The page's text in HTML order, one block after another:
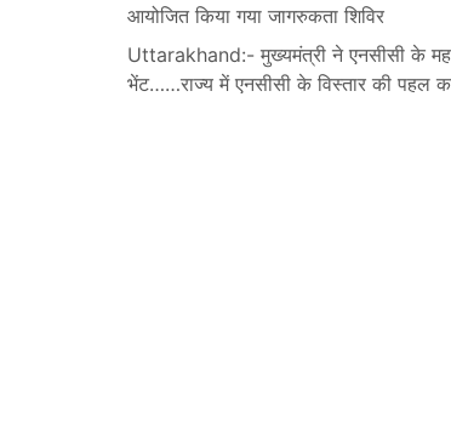
आयोजित किया गया जागरुकता शिविर
Uttarakhand:- मुख्यमंत्री ने एनसीसी के
भेंट……राज्य में एनसीसी के विस्तार की पहल